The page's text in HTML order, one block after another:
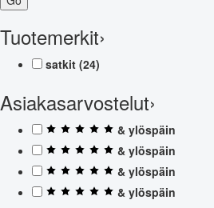
Tuotemerkit›
satkit (24)
Asiakasarvostelut›
& ylöspäin
& ylöspäin
& ylöspäin
& ylöspäin